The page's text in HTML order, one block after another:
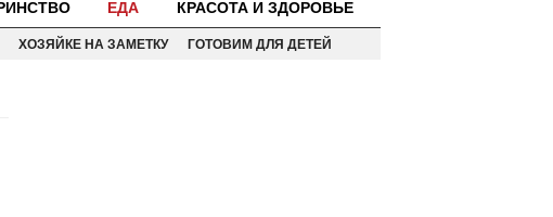
ЕДА
КРАСОТА И ЗДОРОВЬЕ
ХОЗЯЙКЕ НА ЗАМЕТКУ ГОТОВИМ ДЛЯ ДЕТЕЙ